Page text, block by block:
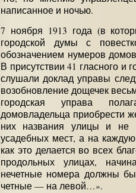
написанное и ночью.
7 ноября 1913 года (в
городской думы с
обозначением нумеров
В присутствии 41 гласного и
слушали доклад управы
возобновление дощечек
городская управа
домовладельца приобрести
них названия улицы и не
усадебных мест, а на
как это делается во всех
продольных улицах,
нечетные номера должны
четные — на левой…».